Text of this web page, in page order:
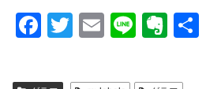
F
c
T
tt
E
ail
Li
e
E
er